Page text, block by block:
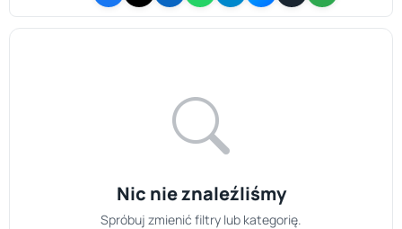
Nic nie znaleźliśmy
Spróbuj zmienić filtry lub kategorię.